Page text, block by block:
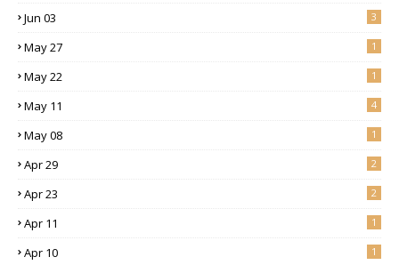
Jun 03 3
May 27 1
May 22 1
May 11 4
May 08 1
Apr 29 2
Apr 23 2
Apr 11 1
Apr 10 1